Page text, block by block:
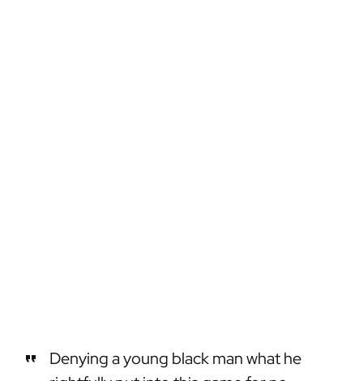
Denying a young black man what he